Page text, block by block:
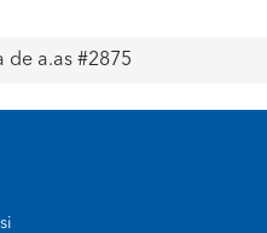
de a.as #2875